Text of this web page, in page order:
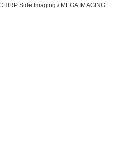
Side Imaging / MEGA IMAGING+